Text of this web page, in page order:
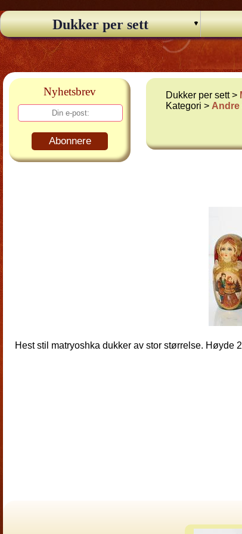
Dukker per sett
Nyhetsbrev
Abonnere
Dukker per sett >
Kategori > Andre
Hest stil matryoshka dukker av stor størrelse. Høyde